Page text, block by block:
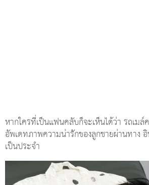
หากใครที่เป็นแฟนคลับก็จะเห็นได้ว่า รถเม
อัพเดทภาพความน่ารักของลูกชายผ่านทาง
เป็นประจำ